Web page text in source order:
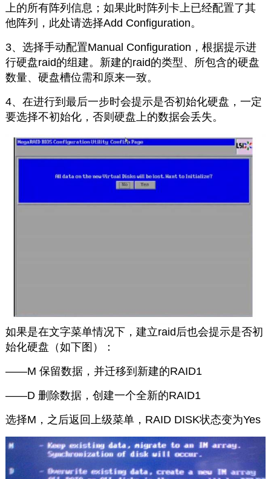
上的所有阵列信息；如果此时阵列卡上已经配置了其
他阵列，此处请选择Add Configuration。
3、选择手动配置Manual Configuration，根据提示进
行硬盘raid的组建。新建的raid的类型、所包含的硬盘
数量、硬盘槽位需和原来一致。
4、在进行到最后一步时会提示是否初始化硬盘，一定
要选择不初始化，否则硬盘上的数据会丢失。
如果是在文字菜单情况下，建立raid后也会提示是否初
始化硬盘（如下图）：
——M 保留数据，并迁移到新建的RAID1
——D 删除数据，创建一个全新的RAID1
选择M，之后返回上级菜单，RAID DISK状态变为Yes